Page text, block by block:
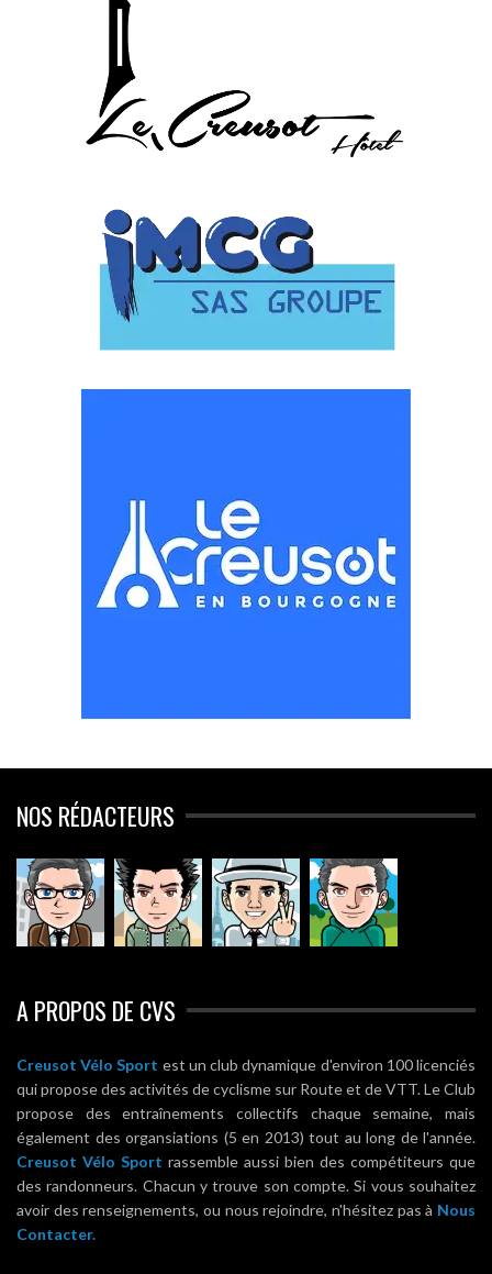
NOS RÉDACTEURS
A PROPOS DE CVS
Creusot Vélo Sport est un club dynamique d'environ 100 licenciés
qui propose des activités de cyclisme sur Route et de VTT. Le Club
propose des entraînements collectifs chaque semaine, mais
également des organsiations (5 en 2013) tout au long de l'année.
Creusot Vélo Sport rassemble aussi bien des compétiteurs que
des randonneurs. Chacun y trouve son compte. Si vous souhaitez
avoir des renseignements, ou nous rejoindre, n'hésitez pas à Nous
Contacter.